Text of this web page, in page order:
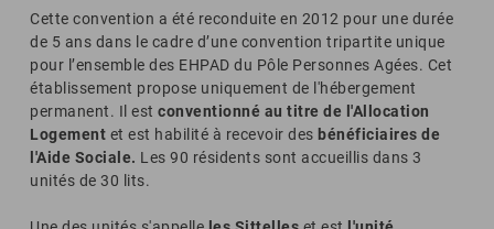
Cette convention a été reconduite en 2012 pour une durée
de 5 ans dans le cadre d’une convention tripartite unique
pour l’ensemble des EHPAD du Pôle Personnes Agées. Cet
établissement propose uniquement de l'hébergement
permanent. Il est conventionné au titre de l'Allocation
Logement et est habilité à recevoir des bénéficiaires de
l'Aide Sociale. Les 90 résidents sont accueillis dans 3
unités de 30 lits.